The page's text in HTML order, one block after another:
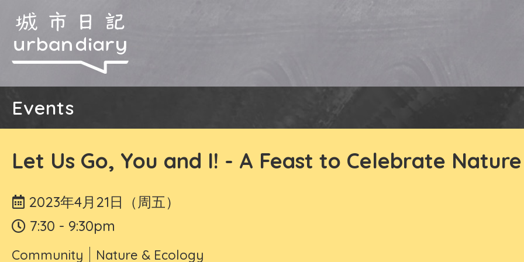
Events
Let Us Go, You and I! - A Feast to Celebrate Nature
2023年4月21日（周五）
7:30 - 9:30pm
Community Nature & Ecology